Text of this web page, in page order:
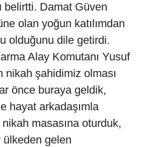
belirtti. Damat Güven
olan yoğun katılımdan
olduğunu dile getirdi.
Alay Komutanı Yusuf
nikah şahidimiz olması
önce buraya geldik,
hayat arkadaşımla
nikah masasına oturduk,
ülkeden gelen